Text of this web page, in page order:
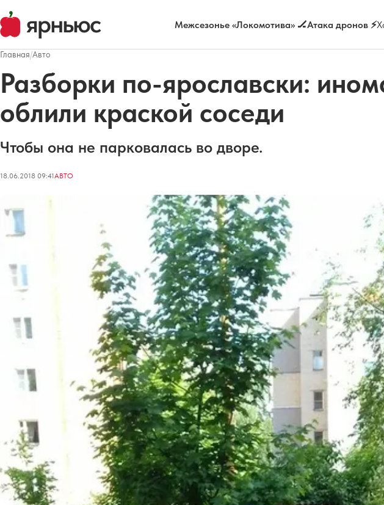
Межсезонье «Локомотива» 🏒Атака дронов ⚡
Главная/Авто
Разборки по-ярославски:
облили краской соседи
Чтобы она не парковалась во дворе.
18.06.2018 09:41АВТО